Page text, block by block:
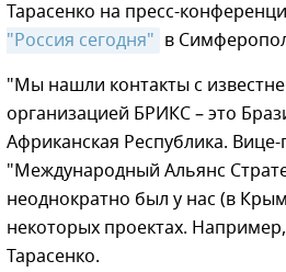
Тарасенко на пресс-
"Россия сегодня" в
"Мы нашли контакты с
организацией БРИКС – это
Африканская Республика.
"Международный Альянс
неоднократно был у нас (в
некоторых проектах.
Тарасенко.